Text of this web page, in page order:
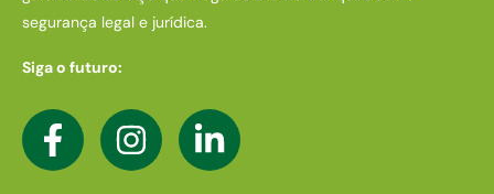
segurança legal e jurídica.
Siga o futuro: